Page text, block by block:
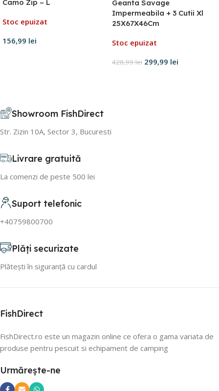
Camo Zip – L
Stoc epuizat
156,99 lei
Geanta Savage
Impermeabila + 3 Cutii Xl
25X67X46Cm
Stoc epuizat
428,99lei 299,99 lei
Showroom FishDirect
Str. Zizin 10A, Sector 3, Bucuresti
Livrare gratuită
La comenzi de peste 500 lei
Suport telefonic
+40759800700
Plăți securizate
Plătești în siguranță cu cardul
FishDirect
FishDirect.ro este un magazin online ce ofera o gama variata de
produse pentru pescuit si echipament de camping
Urmărește-ne